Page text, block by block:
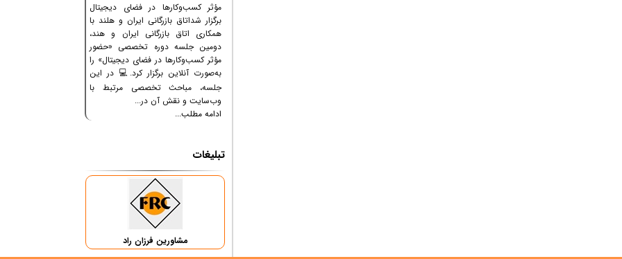
مؤثر کسب‌وکارها در فضای دیجیتال
برگزار شداتاق بازرگانی ایران و هلند با
همکاری اتاق بازرگانی ایران و هند،
دومین جلسه دوره تخصصی «حضور
مؤثر کسب‌وکارها در فضای دیجیتال» را
به‌صورت آنلاین برگزار کرد.💻 در این
جلسه، مباحث تخصصی مرتبط با
وب‌سایت و نقش آن در...
ادامه مطلب...
تبلیغات
مشاورین فرزان راد